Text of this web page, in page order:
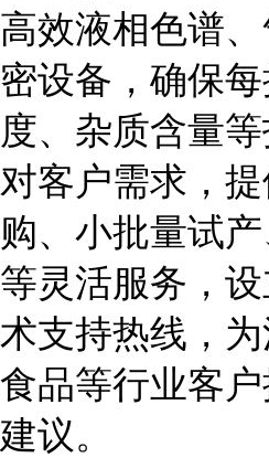
高效液相色谱
密设备，确保
度、杂质含量
对客户需求，
购、小批量试
等灵活服务，
术支持热线，为
食品等行业客
建议。